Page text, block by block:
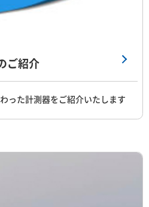
ご紹介
った計測器をご紹介いたします